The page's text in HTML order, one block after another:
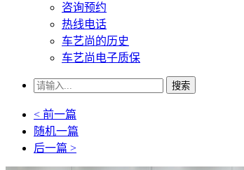
咨询预约
热线电话
车艺尚的历史
车艺尚电子质保
搜索
< 前一篇
随机一篇
后一篇 >